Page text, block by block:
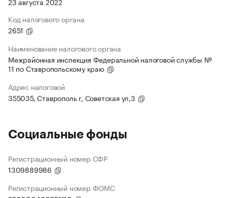
Код налогового органа
2651
Наименование налогового органа
Межрайонная инспекция Федеральной налоговой службы №
11 по Ставропольскому краю
Адрес налоговой
355035, Ставрополь г, Советская ул,3
Социальные фонды
Регистрационный номер СФР
1309889986
Регистрационный номер ФОМС